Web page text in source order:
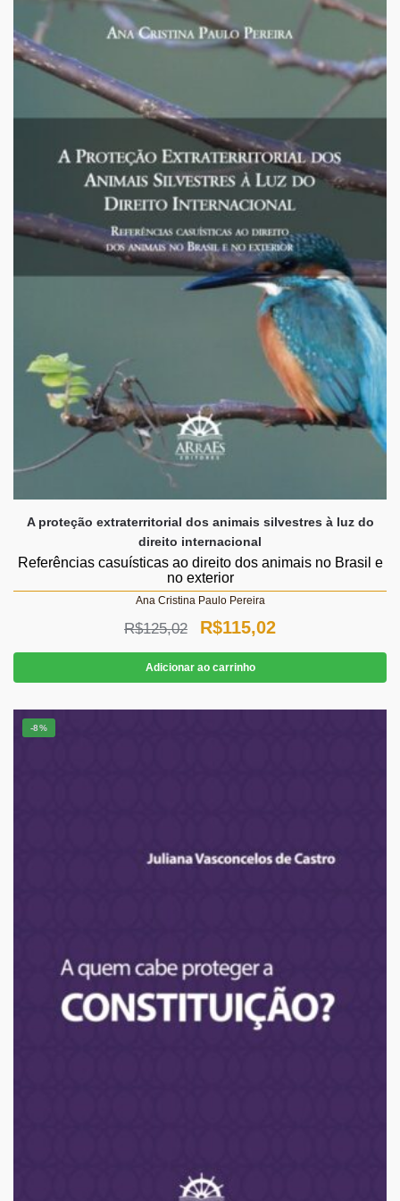
A proteção extraterritorial dos animais silvestres à luz do
direito internacional
Referências casuísticas ao direito dos animais no Brasil e
no exterior
Ana Cristina Paulo Pereira
R$125,02
O
preço
original
era:
R$115,02
preço
atual
é:
Adicionar ao carrinho
-8%